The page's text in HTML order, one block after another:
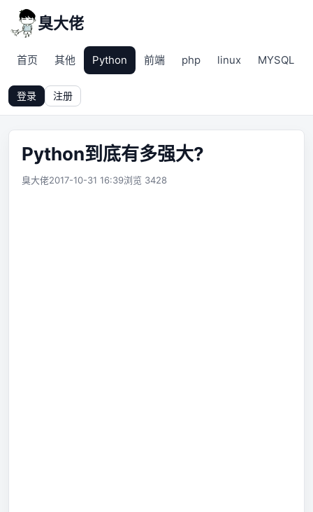
臭大佬
首页 其他 Python 前端 php linux MYSQL
登录 注册
Python到底有多强大?
臭大佬2017-10-31 16:39浏览 3428